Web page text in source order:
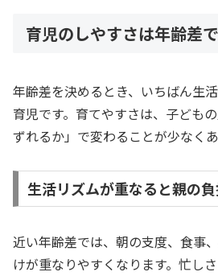
育児のしやすさは年齢差
年齢差を決めるとき、いちばん生
育児です。育てやすさは、子ども
ずれるか」で変わることが少なくあ
生活リズムが重なると親の
近い年齢差では、朝の支度、食事
けが重なりやすくなります。忙し